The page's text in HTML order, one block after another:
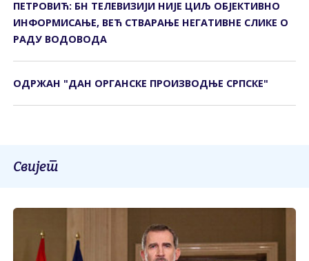
ПЕТРОВИЋ: БН ТЕЛЕВИЗИЈИ НИЈЕ ЦИЉ ОБЈЕКТИВНО
ИНФОРМИСАЊЕ, ВЕЋ СТВАРАЊЕ НЕГАТИВНЕ СЛИКЕ О
РАДУ ВОДОВОДА
ОДРЖАН "ДАН ОРГАНСКЕ ПРОИЗВОДЊЕ СРПСКЕ"
Свијет